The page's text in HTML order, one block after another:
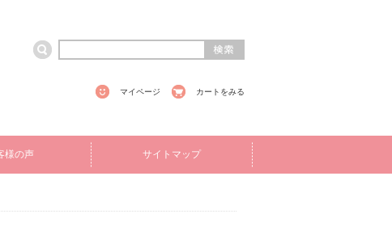
マイページ カートをみる
様の声 サイトマップ